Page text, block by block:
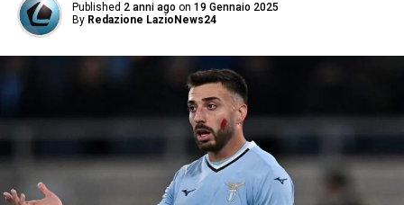
Published 2 anni ago on 19 Gennaio 2025
By Redazione LazioNews24